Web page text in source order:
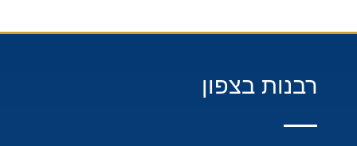
רבנות בצפון